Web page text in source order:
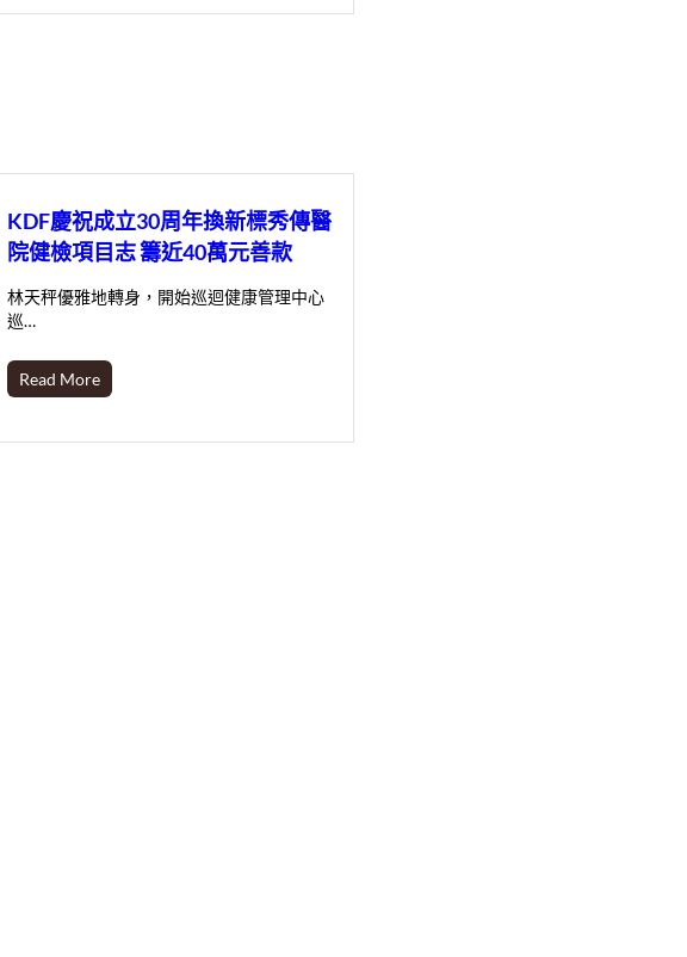
KDF慶祝成立30周年換新標秀傳醫
院健檢項目志 籌近40萬元善款
林天秤優雅地轉身，開始巡迴健康管理中心
巡…
Read More